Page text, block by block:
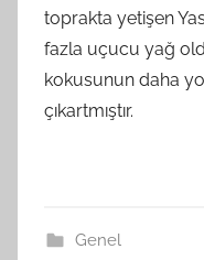
toprakta yetişen
fazla uçucu yağ
kokusunun daha
çıkartmıştır.
Genel